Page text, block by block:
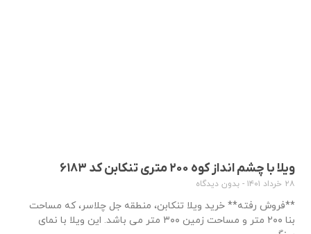
ویلا با چشم انداز کوه ۲۰۰ متری تنکابن کد ۶۱۸۳
۲۸ خرداد ۱۴۰۱ بدون دیدگاه
**فروش رفته** خرید ویلا تنکابن، منطقه جل چلاسر، که مساحت
بنا ۲۰۰ متر و مساحت زمین ۳۰۰ متر می باشد. این ویلا با نمای